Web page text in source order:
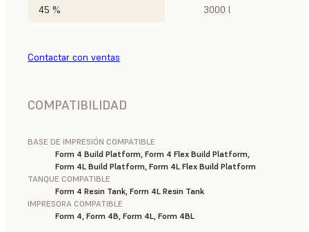
45 % 3000 l
Contactar con ventas
COMPATIBILIDAD
BASE DE IMPRESIÓN COMPATIBLE
Form 4 Build Platform, Form 4 Flex Build Platform,
Form 4L Build Platform, Form 4L Flex Build Platform
TANQUE COMPATIBLE
Form 4 Resin Tank, Form 4L Resin Tank
IMPRESORA COMPATIBLE
Form 4, Form 4B, Form 4L, Form 4BL